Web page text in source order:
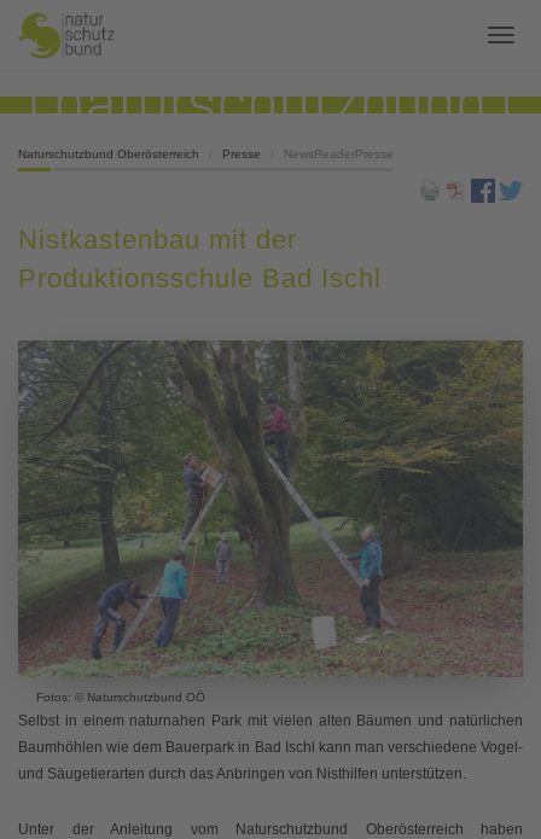
Naturschutzbund Oberösterreich Presse NewsReaderPresse
Nistkastenbau mit der
Produktionsschule Bad Ischl
Fotos: © Naturschutzbund OÖ
Selbst in einem naturnahen Park mit vielen alten Bäumen und natürlichen
Baumhöhlen wie dem Bauerpark in Bad Ischl kann man verschiedene Vogel-
und Säugetierarten durch das Anbringen von Nisthilfen unterstützen.
Unter der Anleitung vom Naturschutzbund Oberösterreich haben